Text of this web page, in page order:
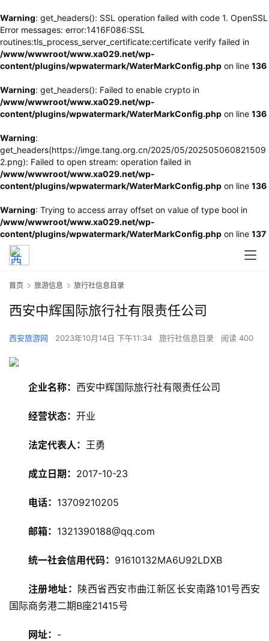
Warning: get_headers(): SSL operation failed with code 1. OpenSSL
Error messages: error:1416F086:SSL
routines:tls_process_server_certificate:certificate verify failed in
/www/wwwroot/www.xa029.net/wp-
content/plugins/wpwatermark/WaterMarkConfig.php on line 136
Warning: get_headers(): Failed to enable crypto in
/www/wwwroot/www.xa029.net/wp-
content/plugins/wpwatermark/WaterMarkConfig.php on line 136
Warning:
get_headers(https://imge.tang.org.cn/2025/05/202505060821509
2.png): Failed to open stream: operation failed in
/www/wwwroot/www.xa029.net/wp-
content/plugins/wpwatermark/WaterMarkConfig.php on line 136
Warning: Trying to access array offset on value of type bool in
/www/wwwroot/www.xa029.net/wp-
content/plugins/wpwatermark/WaterMarkConfig.php on line 137
讯
首页 旅游信息 旅行社信息目录
西安中辉国际旅行社有限责任公司
西安旅游网 2023年10月14日 下午11:34 旅行社信息目录 阅读 400
企业名称： 西安中辉国际旅行社有限责任公司
经营状态： 开业
法定代表人： 王勇
成立日期： 2017-10-23
电话： 13709210205
邮箱： 1321390188@qq.com
统一社会信用代码： 91610132MA6U92LDXB
注册地址： 陕西省西安市曲江新区长安南路101号西安
国际商务港二期B座21415号
网址： -